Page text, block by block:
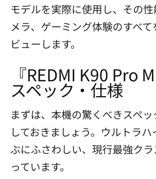
モデルを実際に使用し、その
メラ、ゲーミング体験のすべ
ビューします。
『REDMI K90 Pro
スペック・仕様
まずは、本機の驚くべきスペ
しておきましょう。ウルトラ
ぶにふさわしい、現行最強ク
っています。